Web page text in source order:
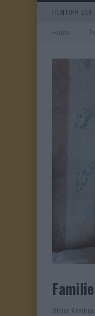
FILMTIPP DER
Home
Oliver